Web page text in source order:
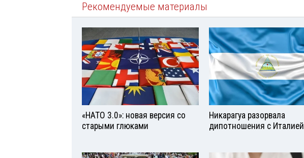
Рекомендуемые материалы
«НАТО 3.0»: новая версия со
старыми глюками
Никарагуа разорвала
дипотношения с Италией